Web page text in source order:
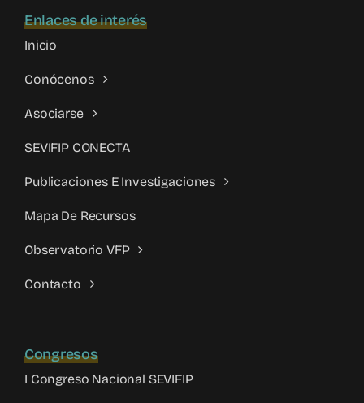
Enlaces de interés
Inicio
Conócenos
Asociarse
SEVIFIP CONECTA
Publicaciones E Investigaciones
Mapa De Recursos
Observatorio VFP
Contacto
Congresos
I Congreso Nacional SEVIFIP